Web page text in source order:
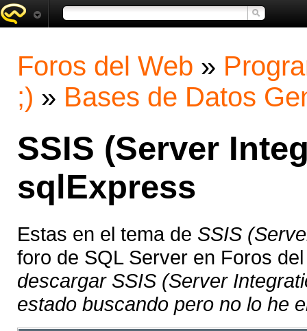
Foros del Web »
;) » Bases de Datos
SSIS (Server
sqlExpress
Estas en el tema de SSIS
foro de SQL Server en Foros
descargar SSIS (Server
estado buscando pero no lo he